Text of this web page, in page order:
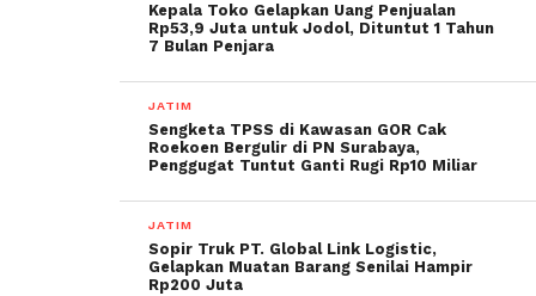
Kepala Toko Gelapkan Uang Penjualan
Rp53,9 Juta untuk Jodol, Dituntut 1 Tahun
7 Bulan Penjara
JATIM
Sengketa TPSS di Kawasan GOR Cak
Roekoen Bergulir di PN Surabaya,
Penggugat Tuntut Ganti Rugi Rp10 Miliar
JATIM
Sopir Truk PT. Global Link Logistic,
Gelapkan Muatan Barang Senilai Hampir
Rp200 Juta